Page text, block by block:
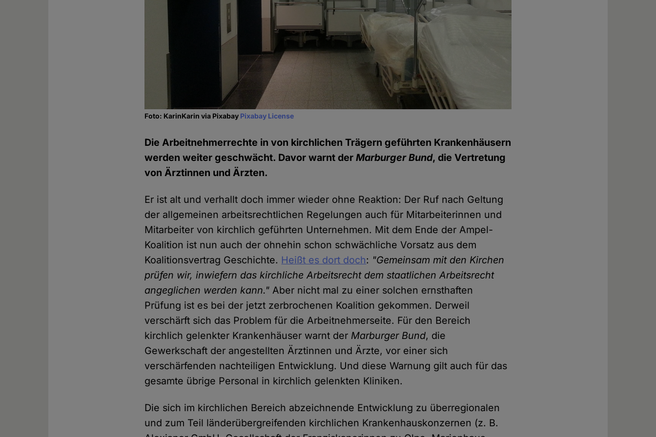
Foto: KarinKarin via Pixabay Pixabay License
Die Arbeitnehmerrechte in von kirchlichen Trägern geführten Krankenhäusern
werden weiter geschwächt. Davor warnt derMarburger Bund, die Vertretung
von Ärztinnen und Ärzten.
Er ist alt und verhallt doch immer wieder ohne Reaktion: Der Ruf nach Geltung
der allgemeinen arbeitsrechtlichen Regelungen auch für Mitarbeiterinnen und
Mitarbeiter von kirchlich geführten Unternehmen. Mit dem Ende der Ampel-
Koalition ist nun auch der ohnehin schon schwächliche Vorsatz aus dem
Koalitionsvertrag Geschichte. Heißt es dort doch: "Gemeinsam mit den Kirchen
prüfen wir, inwiefern das kirchliche Arbeitsrecht dem staatlichen Arbeitsrecht
angeglichen werden kann." Aber nicht mal zu einer solchen ernsthaften
Prüfung ist es bei der jetzt zerbrochenen Koalition gekommen. Derweil
verschärft sich das Problem für die Arbeitnehmerseite. Für den Bereich
kirchlich gelenkter Krankenhäuser warnt der Marburger Bund, die
Gewerkschaft der angestellten Ärztinnen und Ärzte, vor einer sich
verschärfenden nachteiligen Entwicklung. Und diese Warnung gilt auch für das
gesamte übrige Personal in kirchlich gelenkten Kliniken.
Die sich im kirchlichen Bereich abzeichnende Entwicklung zu überregionalen
und zum Teil länderübergreifenden kirchlichen Krankenhauskonzernen (z. B.